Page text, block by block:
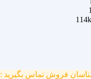
بگیرید : ۷۷۷۰۴۶۵۲ - ۰۹۱۲۱۳۹۱۷۴۵